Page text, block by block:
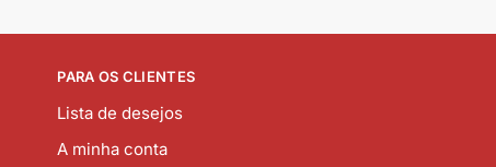
PARA OS CLIENTES
Lista de desejos
A minha conta